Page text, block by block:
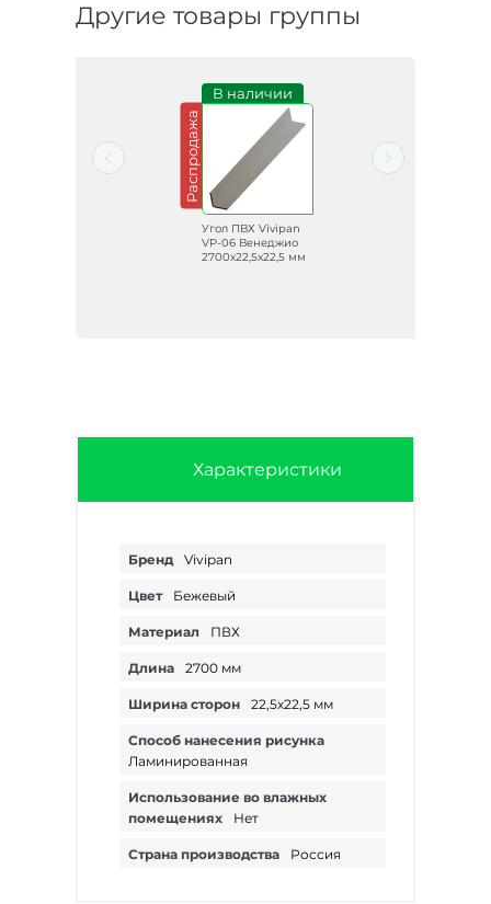
Другие товары группы
Распродажа
В наличии
Угол ПВХ Vivipan
VP-06 Венеджио
2700х22,5х22,5 мм
Характеристики
Бренд Vivipan
Цвет Бежевый
Материал ПВХ
Длина 2700 мм
Ширина сторон 22,5х22,5 мм
Способ нанесения рисунка
Ламинированная
Использование во влажных
помещениях
Нет
Страна производства Россия